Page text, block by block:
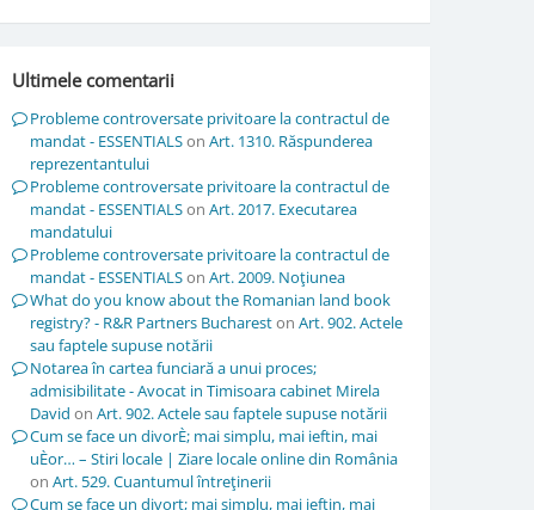
Ultimele comentarii
Probleme controversate privitoare la contractul de
mandat - ESSENTIALSon Art. 1310. Răspunderea
reprezentantului
Probleme controversate privitoare la contractul de
mandat - ESSENTIALSon Art. 2017. Executarea
mandatului
Probleme controversate privitoare la contractul de
mandat - ESSENTIALSon Art. 2009. Noţiunea
What do you know about the Romanian land book
registry? - R&R Partners Buchareston Art. 902. Actele
sau faptele supuse notării
Notarea în cartea funciară a unui proces;
admisibilitate - Avocat in Timisoara cabinet Mirela
David on Art. 902. Actele sau faptele supuse notării
Cum se face un divorÈ; mai simplu, mai ieftin, mai
uÈor… – Stiri locale | Ziare locale online din România
on Art. 529. Cuantumul întreţinerii
Cum se face un divorț; mai simplu, mai ieftin, mai